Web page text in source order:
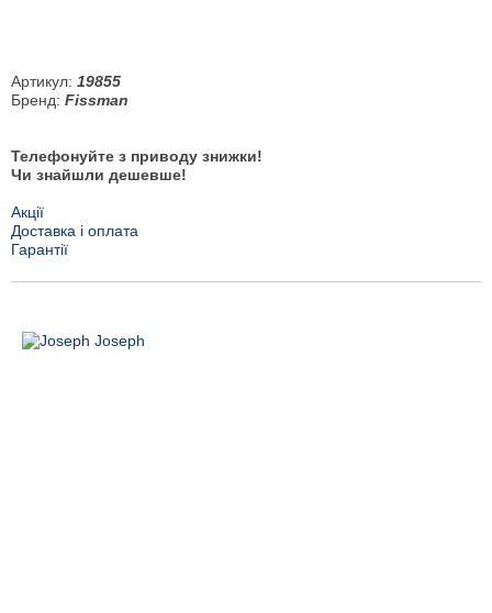
Артикул: 19855
Бренд: Fissman
Телефонуйте з приводу знижки!
Чи знайшли дешевше!
Акції
Доставка і оплата
Гарантії